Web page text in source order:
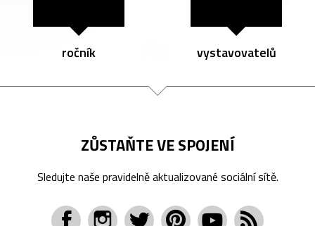
ročník vystavovatelů
ZŮSTAŇTE VE SPOJENÍ
Sledujte naše pravidelně aktualizované sociální sítě.